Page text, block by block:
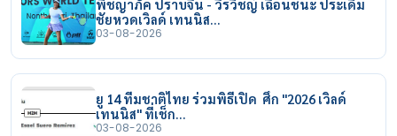
พิชญาภัค ปราบจีน - วีรวิชญ์ เฉือนชนะ ประเดิม
ชัยหวดเวิลด์ เทนนิส…
03-08-2026
ยู 14 ทีมชาติไทย ร่วมพิธีเปิด ศึก "2026 เวิลด์
เทนนิส" ที่เช็ก…
03-08-2026